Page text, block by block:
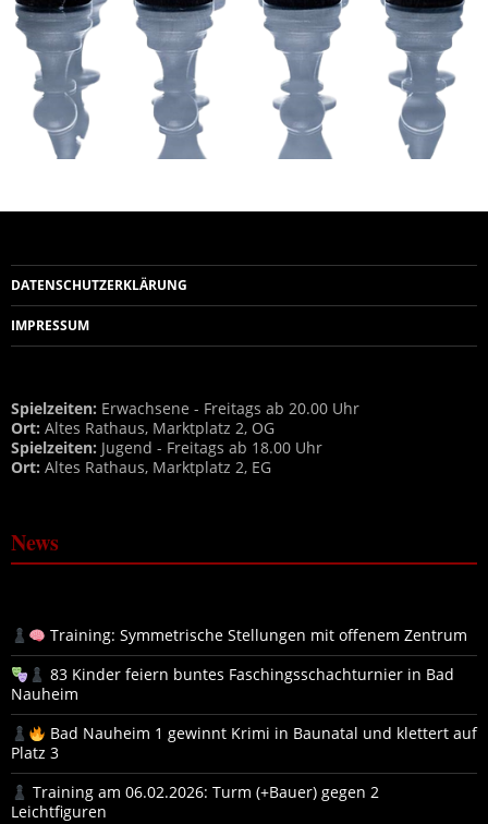
DATENSCHUTZERKLÄRUNG
IMPRESSUM
Spielzeiten: Erwachsene - Freitags ab 20.00 Uhr
Ort: Altes Rathaus, Marktplatz 2, OG
Spielzeiten: Jugend - Freitags ab 18.00 Uhr
Ort: Altes Rathaus, Marktplatz 2, EG
News
Training: Symmetrische Stellungen mit offenem Zentrum
83 Kinder feiern buntes Faschingsschachturnier in Bad
Nauheim
Bad Nauheim 1 gewinnt Krimi in Baunatal und klettert auf
Platz 3
Training am 06.02.2026: Turm (+Bauer) gegen 2
Leichtfiguren